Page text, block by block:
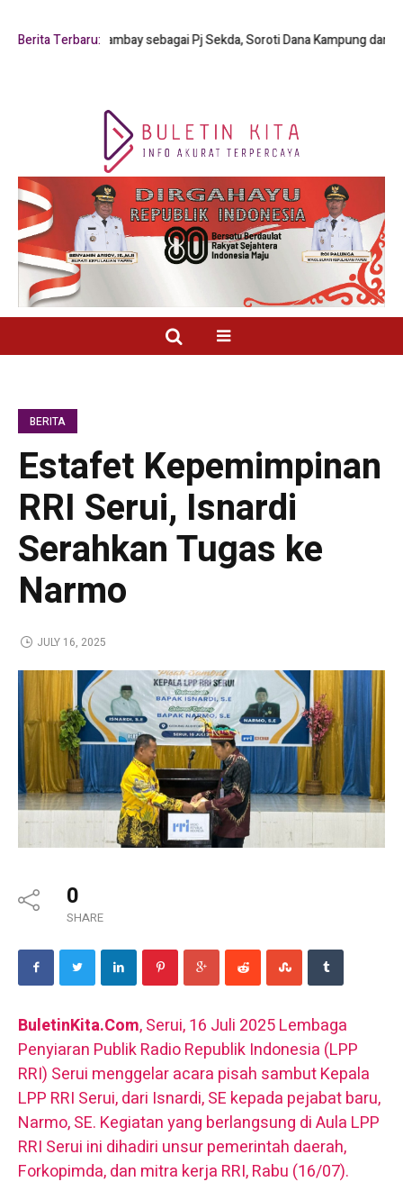
Berita Terbaru:
Y. Mambay sebagai Pj Sekda, Soroti Dana Kampung dan
BERITA
Estafet Kepemimpinan
RRI Serui, Isnardi
Serahkan Tugas ke
Narmo
JULY 16, 2025
0
SHARE
BuletinKita.Com, Serui, 16 Juli 2025 Lembaga
Penyiaran Publik Radio Republik Indonesia (LPP
RRI) Serui menggelar acara pisah sambut Kepala
LPP RRI Serui, dari Isnardi, SE kepada pejabat baru,
Narmo, SE. Kegiatan yang berlangsung di Aula LPP
RRI Serui ini dihadiri unsur pemerintah daerah,
Forkopimda, dan mitra kerja RRI, Rabu (16/07).